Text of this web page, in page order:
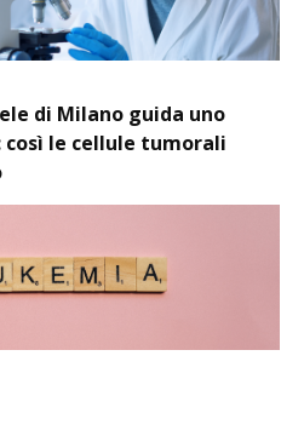
di Milano guida uno
le cellule tumorali